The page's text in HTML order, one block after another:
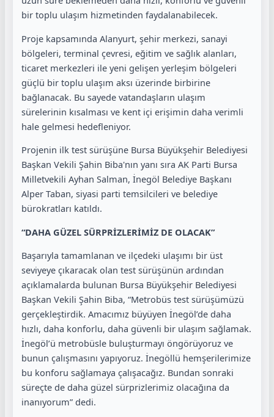
bir toplu ulaşım hizmetinden faydalanabilecek.
Proje kapsamında Alanyurt, şehir merkezi, sanayi
bölgeleri, terminal çevresi, eğitim ve sağlık alanları,
ticaret merkezleri ile yeni gelişen yerleşim bölgeleri
güçlü bir toplu ulaşım aksı üzerinde birbirine
bağlanacak. Bu sayede vatandaşların ulaşım
sürelerinin kısalması ve kent içi erişimin daha verimli
hale gelmesi hedefleniyor.
Projenin ilk test sürüşüne Bursa Büyükşehir Belediyesi
Başkan Vekili Şahin Biba'nın yanı sıra AK Parti Bursa
Milletvekili Ayhan Salman, İnegöl Belediye Başkanı
Alper Taban, siyasi parti temsilcileri ve belediye
bürokratları katıldı.
“DAHA GÜZEL SÜRPRİZLERİMİZ DE OLACAK”
Başarıyla tamamlanan ve ilçedeki ulaşımı bir üst
seviyeye çıkaracak olan test sürüşünün ardından
açıklamalarda bulunan Bursa Büyükşehir Belediyesi
Başkan Vekili Şahin Biba, “Metrobüs test sürüşümüzü
gerçekleştirdik. Amacımız büyüyen İnegöl’de daha
hızlı, daha konforlu, daha güvenli bir ulaşım sağlamak.
İnegöl’ü metrobüsle buluşturmayı öngörüyoruz ve
bunun çalışmasını yapıyoruz. İnegöllü hemşerilerimize
bu konforu sağlamaya çalışacağız. Bundan sonraki
süreçte de daha güzel sürprizlerimiz olacağına da
inanıyorum” dedi.